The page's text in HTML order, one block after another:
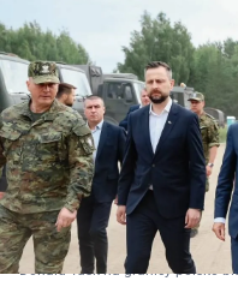
Donald Tusk na granicy polsko-